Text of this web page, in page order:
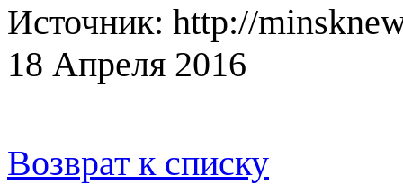
Источник: http://
18 Апреля 2016
Возврат к списку